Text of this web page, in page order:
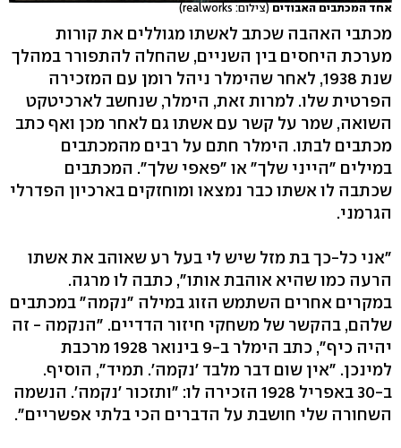
אחד המכתבים האבודים (צילום: realworks)
מכתבי האהבה שכתב לאשתו מגוללים את קורות
מערכת היחסים בין השניים, שהחלה להתפורר במהלך
שנת 1938, לאחר שהימלר ניהל רומן עם המזכירה
הפרטית שלו. למרות זאת, הימלר, שנחשב לארכיטקט
השואה, שמר על קשר עם אשתו גם לאחר מכן ואף כתב
מכתבים לבתו. הימלר חתם על רבים מהמכתבים
במילים "הייני שלך" או "פאפי שלך". המכתבים
שכתבה לו אשתו כבר נמצאו ומוחזקים בארכיון הפדרלי
הגרמני.
"אני כל-כך בת מזל שיש לי בעל רע שאוהב את אשתו
הרעה כמו שהיא אוהבת אותו", כתבה לו מרגה.
במקרים אחרים השתמש הזוג במילה "נקמה" במכתבים
שלהם, בהקשר של משחקי חיזור הדדיים. "הנקמה - זה
יהיה כיף", כתב הימלר ב-9 בינואר 1928 מרכבת
למינכן. "אין שום דבר מלבד 'נקמה'. תמיד", הוסיף.
ב-30 באפריל 1928 הזכירה לו: "ותזכור 'נקמה'. הנשמה
השחורה שלי חושבת על הדברים הכי בלתי אפשריים".